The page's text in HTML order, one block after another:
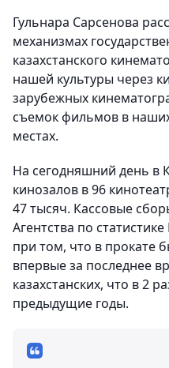
Гульнара Сарсенова
механизмах
казахстанского
нашей культуры через
зарубежных
съемок фильмов в
местах.
На сегодняшний день в
кинозалов в 96
47 тысяч. Кассовые
Агентства по
при том, что в прокате
впервые за последнее
казахстанских, что в 2
предыдущие годы.